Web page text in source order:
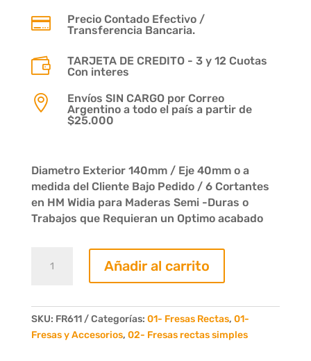

Precio Contado Efectivo /
Transferencia Bancaria.

TARJETA DE CREDITO - 3 y 12 Cuotas
Con interes

Envíos SIN CARGO por Correo
Argentino a todo el país a partir de
$25.000
Diametro Exterior 140mm / Eje 40mm o a
medida del Cliente Bajo Pedido / 6 Cortantes
en HM Widia para Maderas Semi -Duras o
Trabajos que Requieran un Optimo acabado
Recta
Dientes
cantidad
Añadir al carrito
SKU: FR611 Categorías: 01- Fresas Rectas, 01-
Fresas y Accesorios, 02- Fresas rectas simples